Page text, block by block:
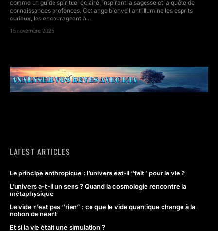
comme un guide spirituel éclairé, inspirant la sagesse et la quête de
connaissances profondes. Cet ange bienveillant illumine les esprits
curieux, les encourageant à...
15 novembre 2025
LATEST ARTICLES
Le principe anthropique : l’univers est-il “fait” pour la vie ?
L’univers a-t-il un sens ? Quand la cosmologie rencontre la
métaphysique
Le vide n’est pas “rien” : ce que le vide quantique change à la
notion de néant
Et si la vie était une simulation ?